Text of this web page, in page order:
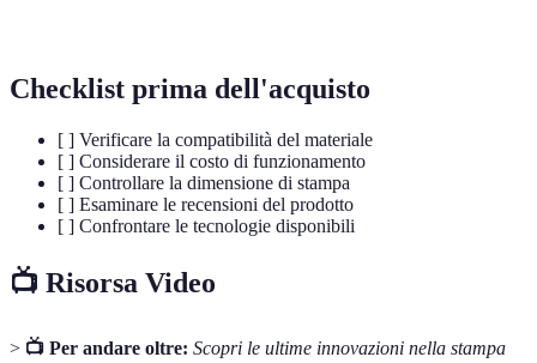
Checklist prima dell'acquisto
[ ] Verificare la compatibilità del materiale
[ ] Considerare il costo di funzionamento
[ ] Controllare la dimensione di stampa
[ ] Esaminare le recensioni del prodotto
[ ] Confrontare le tecnologie disponibili
📺 Risorsa Video
> 📺 Per andare oltre: Scopri le ultime innovazioni nella stampa